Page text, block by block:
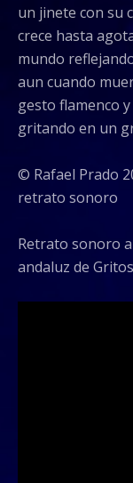
un jinete con su
crece hasta
mundo
aun cuando
gesto flamenco
gritando en un
© Rafael Prado
retrato sonoro
Retrato sonoro a
andaluz de